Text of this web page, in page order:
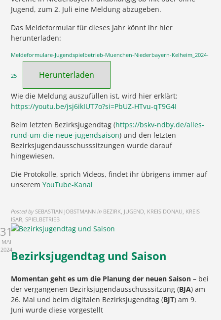
Jugend, zum 2. Juli eine Meldung abzugeben.
Das Meldeformular für dieses Jahr könnt ihr hier
herunterladen:
Meldeformulare-Jugendspielbetrieb-Muenchen-Niederbayern-Kelheim_2024-
25 Herunterladen
Wie die Meldung auszufüllen ist, wird hier erklärt:
https://youtu.be/jsj6ikIUT7o?si=PbUZ-HTvu-qT9G4I
Beim letzten Bezirksjugendtag (https://bskv-ndby.de/alles-
rund-um-die-neue-jugendsaison) und den letzten
Bezirksjugendausschusssitzungen wurde darauf
hingewiesen.
Die Protokolle, sprich Videos, findet ihr übrigens immer auf
unseremYouTube-Kanal
Posted by SEBASTIAN JOBSTMANN in BEZIRK, JUGEND, KREIS DONAU, KREIS
ISAR, SPIELBETRIEB
31
MAI
2024Bezirksjugendtag und Saison
Momentan geht es um die Planung der neuen Saison – bei
der vergangenen Bezirksjugendausschusssitzung (BJA) am
26. Mai und beim digitalen Bezirksjugendtag (BJT) am 9.
Juni wurde diese vorgestellt